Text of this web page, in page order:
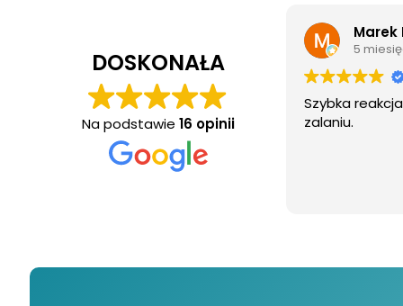
DOSKONAŁA
Na podstawie 16 opinii
Marek
5
Szybka reakcja
zalaniu.